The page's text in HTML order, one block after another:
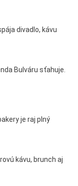
divadlo, kávu
Bulváru sťahuje.
je raj plný
kávu, brunch aj